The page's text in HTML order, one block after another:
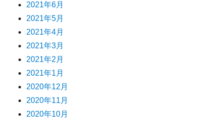
2021年6月
2021年5月
2021年4月
2021年3月
2021年2月
2021年1月
2020年12月
2020年11月
2020年10月